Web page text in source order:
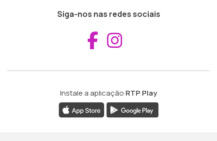
Siga-nos nas redes sociais
Aceder ao
Instale a aplicação RTP Play